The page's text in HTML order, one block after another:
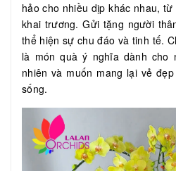
hảo cho nhiều dịp khác nhau,
khai trương. Gửi tặng người
thể hiện sự chu đáo và tinh tế.
là món quà ý nghĩa dành cho
nhiên và muốn mang lại vẻ
sống.